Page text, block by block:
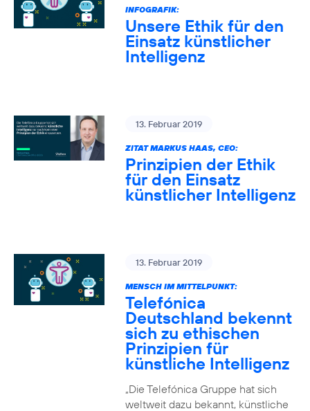
INFOGRAFIK:
Unsere Ethik für den
Einsatz künstlicher
Intelligenz
13. Februar 2019
ZITAT MARKUS HAAS, CEO:
Prinzipien der Ethik
für den Einsatz
künstlicher Intelligenz
13. Februar 2019
MENSCH IM MITTELPUNKT:
Telefónica
Deutschland bekennt
sich zu ethischen
Prinzipien für
künstliche Intelligenz
„Die Telefónica Gruppe hat sich
weltweit dazu bekannt, künstliche